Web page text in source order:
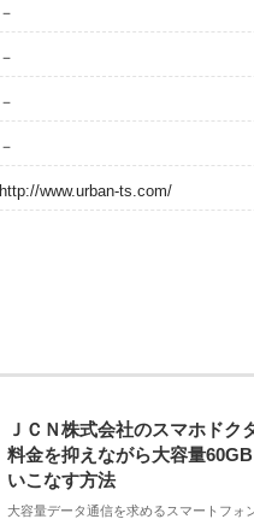
－
－
－
－
http://www.urban-ts.com/
ＪＣＮ株式会社のスマホドク
料金を抑えながら大容量
いこなす方法
大容量データ通信を求めるスマートフォ